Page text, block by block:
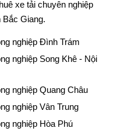
xe tải chuyên nghiệp
Giang.
nghiệp Đình Trám
nghiệp Song Khê - Nội
nghiệp Quang Châu
nghiệp Vân Trung
nghiệp Hòa Phú